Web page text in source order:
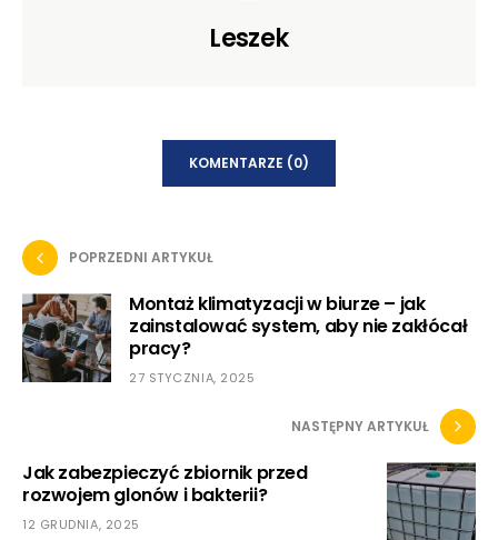
Leszek
KOMENTARZE (0)
POPRZEDNI ARTYKUŁ
Montaż klimatyzacji w biurze – jak
zainstalować system, aby nie zakłócał
pracy?
27 STYCZNIA, 2025
NASTĘPNY ARTYKUŁ
Jak zabezpieczyć zbiornik przed
rozwojem glonów i bakterii?
12 GRUDNIA, 2025